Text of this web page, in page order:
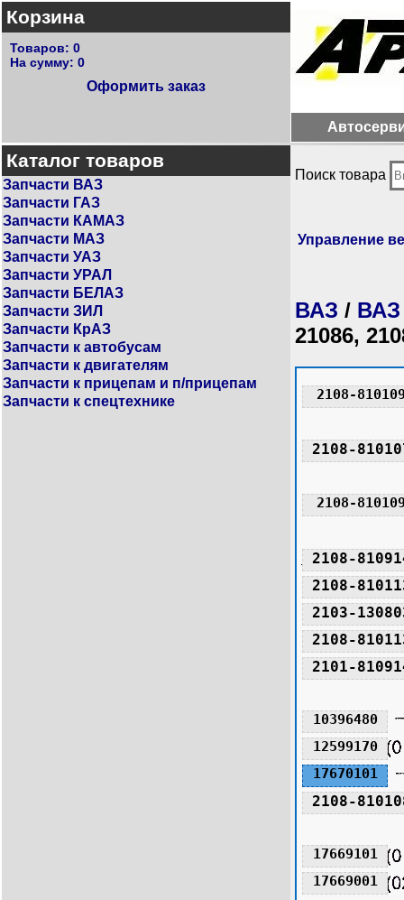
Корзина
Товаров: 0
На сумму: 0
Оформить заказ
Каталог товаров
Запчасти ВАЗ
Запчасти ГАЗ
Запчасти КАМАЗ
Запчасти МАЗ
Запчасти УАЗ
Запчасти УРАЛ
Запчасти БЕЛАЗ
Запчасти ЗИЛ
Запчасти КрАЗ
Запчасти к автобусам
Запчасти к двигателям
Запчасти к прицепам и п/прицепам
Запчасти к спецтехнике
Поиск товара
Управление
ВАЗ / ВАЗ
21086,
10396480
12599170
17669001
17669101
17670101
2101-
2103-
2108-
2108-
2108-
2108-
2108-
2108-
2108-